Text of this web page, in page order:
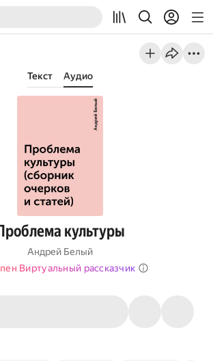
Текст Аудио
культуры
Андрей Белый
Виртуальный рассказчик